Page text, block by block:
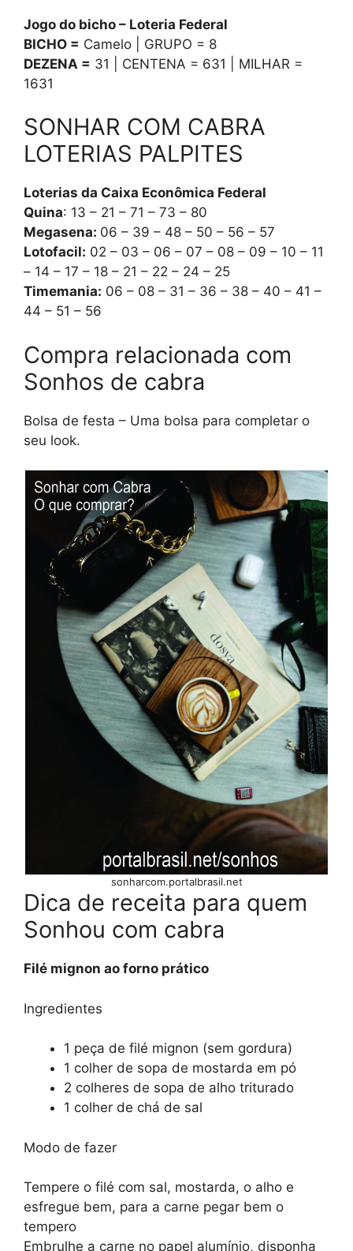
Jogo do bicho – Loteria Federal
BICHO = Camelo | GRUPO = 8
DEZENA = 31 | CENTENA = 631 | MILHAR =
1631
SONHAR COM CABRA
LOTERIAS PALPITES
Loterias da Caixa Econômica Federal
Quina: 13 – 21 – 71 – 73 – 80
Megasena: 06 – 39 – 48 – 50 – 56 – 57
Lotofacil: 02 – 03 – 06 – 07 – 08 – 09 – 10 – 11
– 14 – 17 – 18 – 21 – 22 – 24 – 25
Timemania: 06 – 08 – 31 – 36 – 38 – 40 – 41 –
44 – 51 – 56
Compra relacionada com
Sonhos de cabra
Bolsa de festa – Uma bolsa para completar o
seu look.
sonharcom.portalbrasil.net
Dica de receita para quem
Sonhou com cabra
Filé mignon ao forno prático
Ingredientes
1 peça de filé mignon (sem gordura)
1 colher de sopa de mostarda em pó
2 colheres de sopa de alho triturado
1 colher de chá de sal
Modo de fazer
Tempere o filé com sal, mostarda, o alho e
esfregue bem, para a carne pegar bem o
tempero
Embrulhe a carne no papel alumínio, disponha